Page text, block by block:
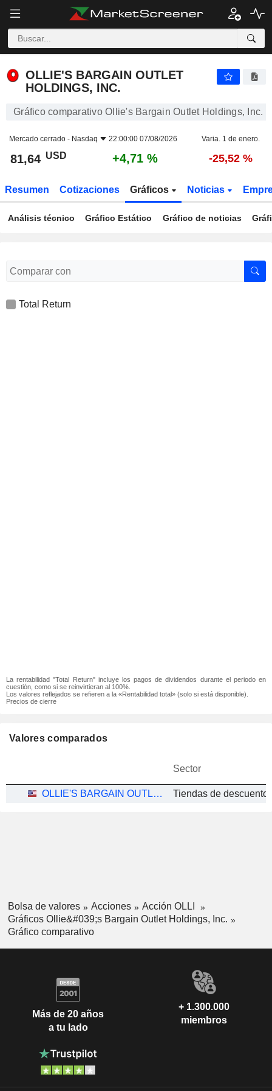
OLLIE'S BARGAIN OUTLET
HOLDINGS, INC.
Gráfico comparativo Ollie's Bargain Outlet Holdings, Inc.
Mercado cerrado - Nasdaq 22:00:00 07/08/2026 Varia. 1 de enero.
81,64 USD +4,71 % -25,52 %
Resumen Cotizaciones Gráficos Noticias
Análisis técnico Gráfico Estático Gráfico de noticias
Total Return
La rentabilidad "Total Return" incluye los pagos de dividendos durante el periodo en
cuestión, como si se reinvirtieran al 100%.
Los valores reflejados se refieren a la «Rentabilidad total» (solo si está disponible).
Precios de cierre
Valores comparados
Sector
OLLIE'S BARGAIN OUTLET HOLDINGS, INC. Tiendas de descuento
Bolsa de valores Acciones
Acción OLLI
Gráficos Ollie&#039;s Bargain Outlet Holdings, Inc.
Gráfico comparativo
Más de 20 años
a tu lado
+ 1.300.000
miembros